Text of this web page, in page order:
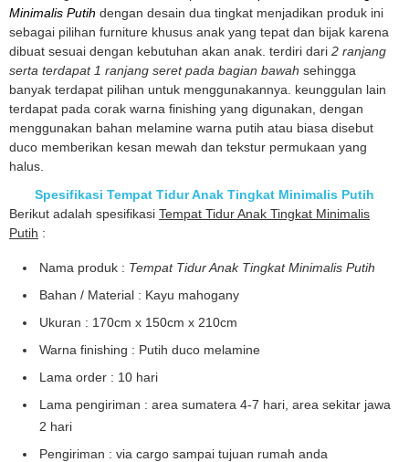
Minimalis Putih dengan desain dua tingkat menjadikan produk ini
sebagai pilihan furniture khusus anak yang tepat dan bijak karena
dibuat sesuai dengan kebutuhan akan anak. terdiri dari 2 ranjang
serta terdapat 1 ranjang seret pada bagian bawah sehingga
banyak terdapat pilihan untuk menggunakannya. keunggulan lain
terdapat pada corak warna finishing yang digunakan, dengan
menggunakan bahan melamine warna putih atau biasa disebut
duco memberikan kesan mewah dan tekstur permukaan yang
halus.
Spesifikasi Tempat Tidur Anak Tingkat Minimalis Putih
Berikut adalah spesifikasi Tempat Tidur Anak Tingkat Minimalis
Putih :
Nama produk : Tempat Tidur Anak Tingkat Minimalis Putih
Bahan / Material : Kayu mahogany
Ukuran : 170cm x 150cm x 210cm
Warna finishing : Putih duco melamine
Lama order : 10 hari
Lama pengiriman : area sumatera 4-7 hari, area sekitar jawa
2 hari
Pengiriman : via cargo sampai tujuan rumah anda